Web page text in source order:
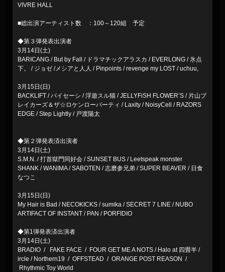
VIVRE HALL
■総出演アーティスト数 ：100～120組 予定
◆第３弾発表出演者
3月14日(土)
BARICANG / But by Fall / ドラマチックアラスカ / EVERLONG / 氷点
下。 / ジョゼ /メシアと人人 / Pinpoints / revenge my LOST / uchuu,
3月15日(日)
BACKLIFT / バイセーシ / 浮遊スル猫 / JELLYFiSH FLOWER’S / 片山ブ
レイカーズ＆ザ☆ロケンローパーティ / Laxity / NoisyCell / RAZORS
EDGE / Step Lightly / 戸渡陽太
◆第２弾発表済出演者
3月14日(土)
S.M.N. / 打首獄門同好会 / SUNSET BUS / Leetspeak monster
SHANK / WANIMA / SABOTEN / 志磨参兄弟 / SUPER BEAVER / 日食
なつこ
3月15日(日)
My Hair is Bad / NECOKICKS / sumika / SECRET 7 LINE / NUBO
ARTIFACT OF INSTANT / PAN / PORFIDIO
◆第1弾発表済出演者
3月14日(土)
BRADIO / FAKE FACE / FOUR GET ME A NOTS / Halo at 四畳半 /
ircle / Northern19 / OFFSTEAD / ORANGE POST REASON /
Rhythmic Toy World